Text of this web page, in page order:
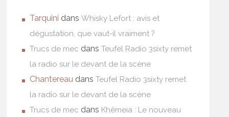
Tarquini dansWhisky Lefort : avis et
dégustation, que vaut-il vraiment ?
Trucs de mec dansTeufel Radio 3sixty remet
la radio sur le devant de la scène
Chantereau dansTeufel Radio 3sixty remet
la radio sur le devant de la scène
Trucs de mec dans Khêmeia : Le nouveau